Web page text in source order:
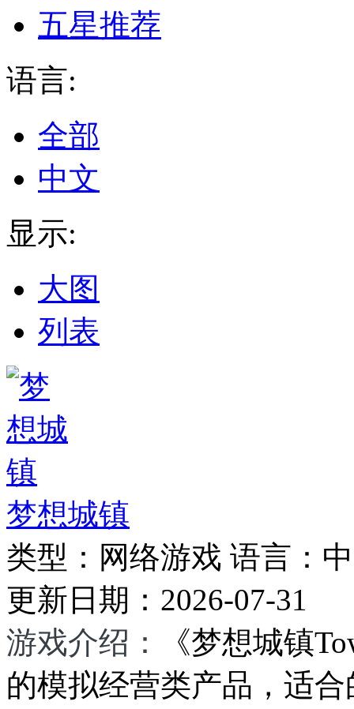
五星推荐
语言:
全部
中文
显示:
大图
列表
梦想城镇
类型： 网络游戏 语言：
更新日期： 2026-07-31
游戏介绍：
《梦想城镇
的模拟经营类产品，适